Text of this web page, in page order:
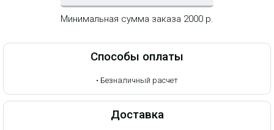
Минимальная сумма заказа 2000 р.
Способы оплаты
• Безналичный расчет
Доставка